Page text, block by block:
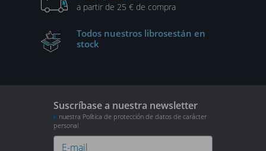
a partir de 25 € de compra
Todos nuestros librosestán en
stock
Suscríbase a nuestra newsletter
nuestra Política de protección de datos de carácter
personal